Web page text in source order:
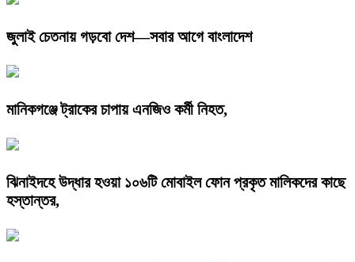
জুলাই চেতনায় গড়বো দেশ—সবার আগে বাংলাদেশ
মানিকগঞ্জে ট্রাকের চাপায় এনজিও কর্মী নিহত,
ঝিনাইদহে উদ্ধার হওয়া ১০৬টি মোবাইল ফোন প্রকৃত মালিকদের কাছে
হস্তান্তর,